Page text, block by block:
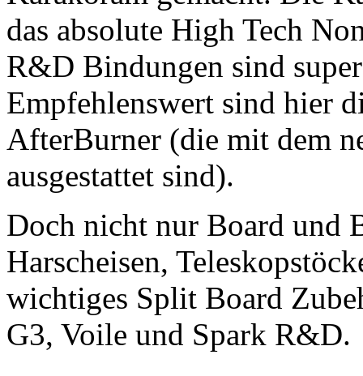
das absolute High Tech
R&D Bindungen sind
Empfehlenswert sind hier
AfterBurner (die mit dem
ausgestattet sind).
Doch nicht nur Board und
Harscheisen,
wichtiges Split Board
G3, Voile und Spark R&D.